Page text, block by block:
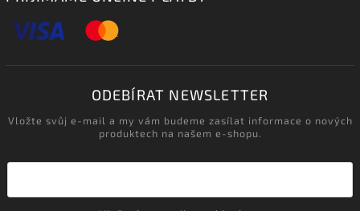
ODEBÍRAT NEWSLETTER
Vložte svůj e-mail a my vám budeme zasílat informace o nových
produktech na našem e-shopu.